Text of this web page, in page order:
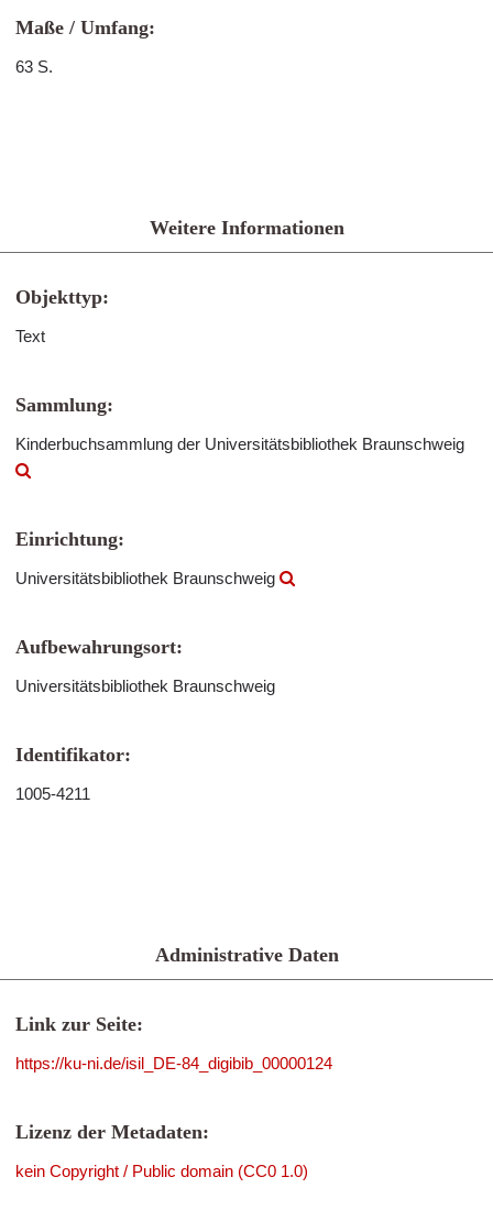
Maße / Umfang:
63 S.
Weitere Informationen
Objekttyp:
Text
Sammlung:
Kinderbuchsammlung der Universitätsbibliothek Braunschweig
Einrichtung:
Universitätsbibliothek Braunschweig
Aufbewahrungsort:
Universitätsbibliothek Braunschweig
Identifikator:
1005-4211
Administrative Daten
Link zur Seite:
https://ku-ni.de/isil_DE-84_digibib_00000124
Lizenz der Metadaten:
kein Copyright / Public domain (CC0 1.0)